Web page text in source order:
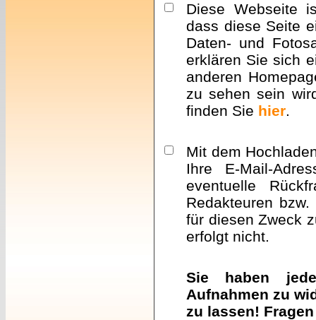
Diese Webseite
dass diese Seite
Daten- und
erklären Sie sich
anderen
zu sehen sein
finden Sie hier.
Mit dem
Ihre E-Mail-
eventuelle
Redakteuren
für diesen Zweck
erfolgt nicht.
Sie haben
Aufnahmen zu
zu lassen!